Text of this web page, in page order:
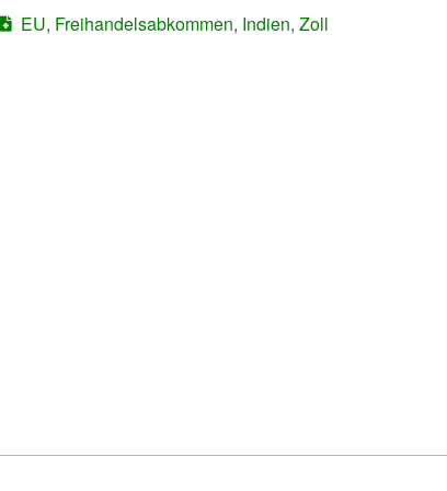
EU, Freihandelsabkommen, Indien, Zoll